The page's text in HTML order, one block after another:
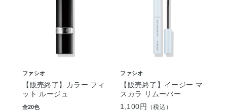
ファシオ
【販売終了】カラー フィ
ット ルージュ
全20色
ファシオ
【販売終了】イージー マ
スカラ リムーバー
1,100円
（税込）